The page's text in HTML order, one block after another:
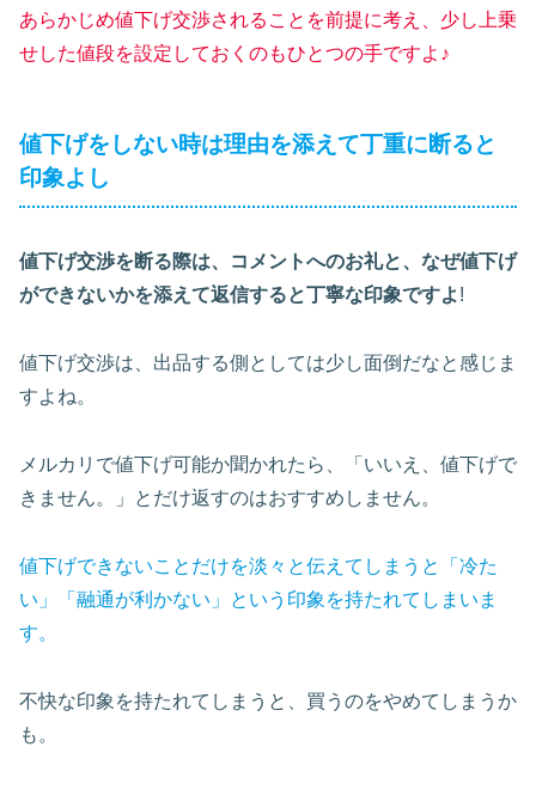
あらかじめ値下げ交渉されることを前提に考え、少し上乗
せした値段を設定しておくのもひとつの手ですよ♪
値下げをしない時は理由を添えて丁重に断ると
印象よし
値下げ交渉を断る際は、コメントへのお礼と、なぜ値下げ
ができないかを添えて返信すると丁寧な印象ですよ !
値下げ交渉は、出品する側としては少し面倒だなと感じま
すよね。
メルカリで値下げ可能か聞かれたら、「いいえ、値下げで
きません。」とだけ返すのはおすすめしません。
値下げできないことだけを淡々と伝えてしまうと「冷た
い」「融通が利かない」という印象を持たれてしまいま
す。
不快な印象を持たれてしまうと、買うのをやめてしまうか
も。